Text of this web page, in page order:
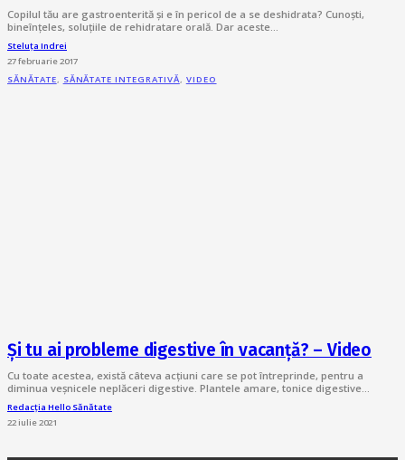
Copilul tău are gastroenterită și e în pericol de a se deshidrata? Cunoști,
bineînțeles, soluțiile de rehidratare orală. Dar aceste…
Steluța Indrei
27 februarie 2017
SĂNĂTATE, SĂNĂTATE INTEGRATIVĂ, VIDEO
Și tu ai probleme digestive în vacanță? – Video
Cu toate acestea, există câteva acțiuni care se pot întreprinde, pentru a
diminua veșnicele neplăceri digestive. Plantele amare, tonice digestive…
Redacția Hello Sănătate
22 iulie 2021